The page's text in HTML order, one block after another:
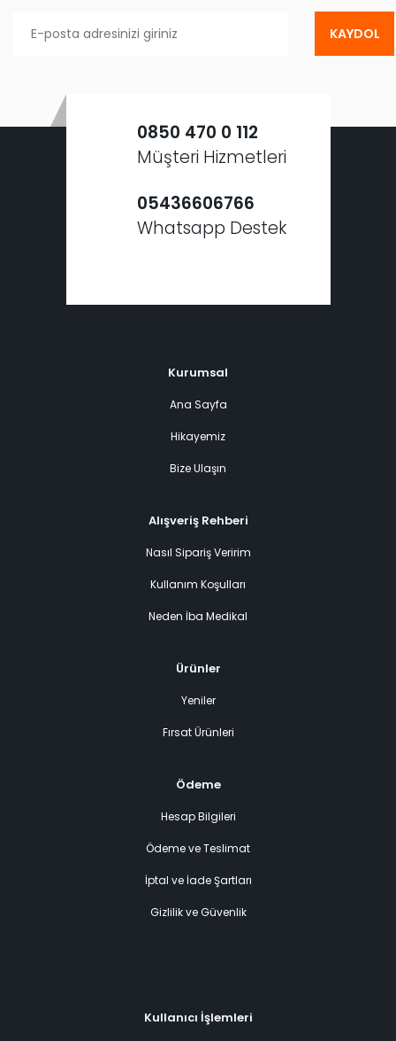
KAYDOL
0850 470 0 112
Müşteri Hizmetleri
05436606766
Whatsapp Destek
Kurumsal
Ana Sayfa
Hikayemiz
Bize Ulaşın
Alışveriş Rehberi
Nasıl Sipariş Veririm
Kullanım Koşulları
Neden İba Medikal
Ürünler
Yeniler
Fırsat Ürünleri
Ödeme
Hesap Bilgileri
Ödeme ve Teslimat
İptal ve İade Şartları
Gizlilik ve Güvenlik
Kullanıcı İşlemleri